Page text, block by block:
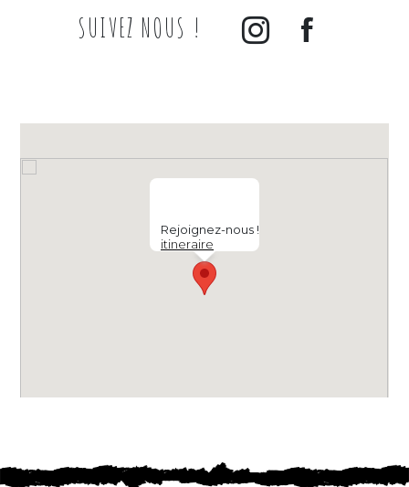
SUIVEZ NOUS !
Rejoignez-nous !
itineraire